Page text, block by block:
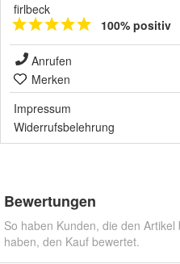
firlbeck
100% positiv
Anrufen
Merken
Impressum
Widerrufsbelehrung
Bewertungen
So haben Kunden, die den
haben, den Kauf bewertet.